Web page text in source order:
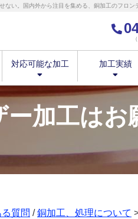
ない。国内外から注目を集める、銅加工のフロ
対応可能な加工 加工実績
ー加工は
質問 /銅加工、処理について